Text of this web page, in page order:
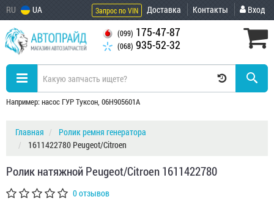
RU UA Запрос по VIN Доставка Контакты Вход
(099) 175-47-87
(068) 935-52-32
Например: насос ГУР Туксон, 06H905601A
Главная
Ролик ремня генератора
1611422780 Peugeot/Citroen
Ролик натяжной Peugeot/Citroen 1611422780
0 отзывов